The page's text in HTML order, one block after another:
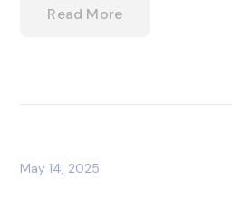
Read More
May 14, 2025